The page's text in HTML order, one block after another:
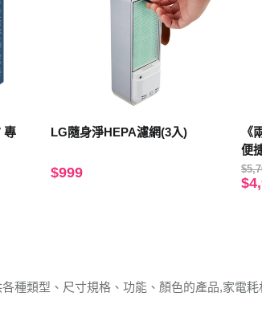
專
LG隨身淨HEPA濾網(3入)
$999
《
便
5
種類型、尺寸規格、功能、顏色的產品,家電